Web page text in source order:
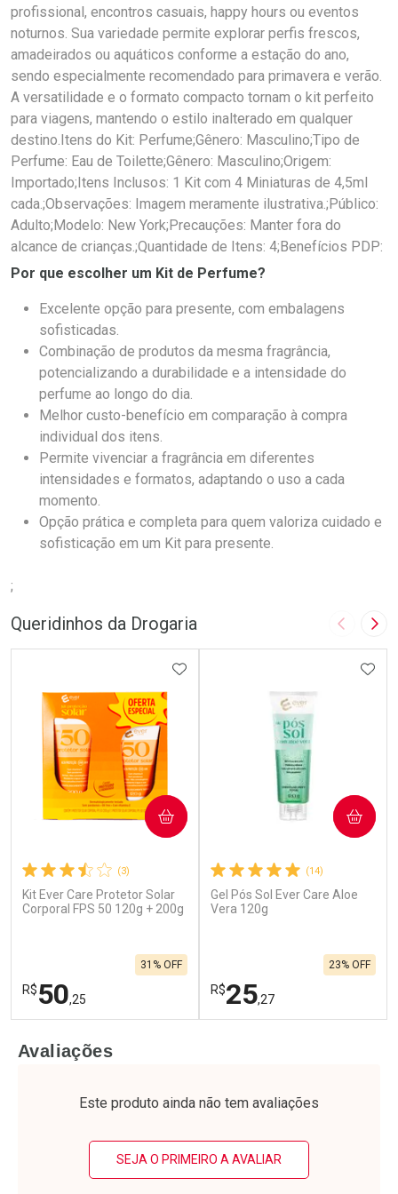
profissional, encontros casuais, happy hours ou eventos
noturnos. Sua variedade permite explorar perfis frescos,
amadeirados ou aquáticos conforme a estação do ano,
sendo especialmente recomendado para primavera e verão.
A versatilidade e o formato compacto tornam o kit perfeito
para viagens, mantendo o estilo inalterado em qualquer
destino.Itens do Kit: Perfume;Gênero: Masculino;Tipo de
Perfume: Eau de Toilette;Gênero: Masculino;Origem:
Importado;Itens Inclusos: 1 Kit com 4 Miniaturas de 4,5ml
cada.;Observações: Imagem meramente ilustrativa.;Público:
Adulto;Modelo: New York;Precauções: Manter fora do
alcance de crianças.;Quantidade de Itens: 4;Benefícios PDP:
Por que escolher um Kit de Perfume?
Excelente opção para presente, com embalagens
sofisticadas.
Combinação de produtos da mesma fragrância,
potencializando a durabilidade e a intensidade do
perfume ao longo do dia.
Melhor custo-benefício em comparação à compra
individual dos itens.
Permite vivenciar a fragrância em diferentes
intensidades e formatos, adaptando o uso a cada
momento.
Opção prática e completa para quem valoriza cuidado e
sofisticação em um Kit para presente.
;
Queridinhos da Drogaria Imagem
(3)
Kit Ever Care Protetor Solar
Corporal FPS 50 120g + 200g
R$50,25
31% OFF
ADICIONAR AOS FAVORITOS
COMPRAR
Laboratório
Por Menos
(14)
Gel Pós Sol Ever Care Aloe
Vera 120g
R$25,27
23% OFF
COMPRAR
Laboratório
Por Menos
Avaliações
Este produto ainda não tem avaliações
SEJA O PRIMEIRO A AVALIAR